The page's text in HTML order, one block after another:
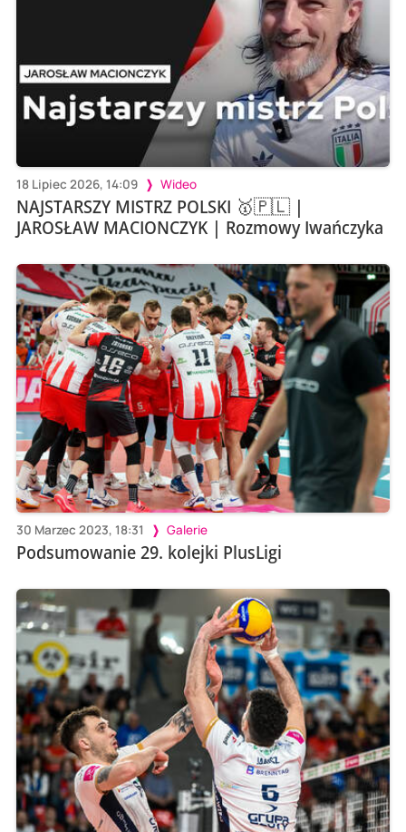
18 Lipiec 2026, 14:09 Wideo
NAJSTARSZY MISTRZ POLSKI 🥇🇵🇱 |
JAROSŁAW MACIONCZYK | Rozmowy Iwańczyka
30 Marzec 2023, 18:31 Galerie
Podsumowanie 29. kolejki PlusLigi